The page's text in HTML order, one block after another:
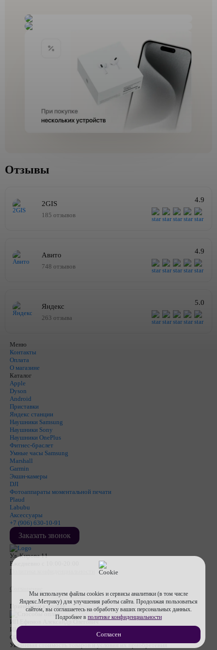
Отзывы
2GIS
185 отзывов
4.9
Авито
748 отзывов
4.9
Яндекс
263 отзыва
5.0
Меню
Контакты
Оплата
О магазине
Каталог
Apple
Dyson
Android
Приставки
Яндекс станции
Наушники Samsung
Наушники Sony
Наушники OnePlus
Фитнес-браслет
Умные часы Samsung
Marshall
Garmin
Экшн-камеры
DJI
Фотоаппараты моментальной печати
Plaud
Labubu
Аксессуары
+7 (906) 630-10-91
Заказать звонок
Ул. Кирова 11
Ежедневно с 10:00-20:00
Политика конфиденциальности
Соглашение
Принимаем к оплате
ИП Ефимов Александр Олегович
ИНН
ОГРНИП
Указанная стоимость товаров и условия их приобретения
Мы используем файлы cookies и сервисы аналитики (в том числе
Яндекс.Метрику) для улучшения работы сайта. Продолжая пользоваться
сайтом, вы соглашаетесь на обработку ваших персональных данных.
Подробнее в политике конфиденциальности
Согласен